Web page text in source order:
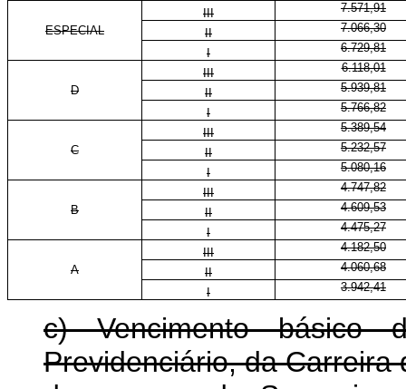
ESPECIAL
III
7.571,91
II
7.066,30
I
6.729,81
D
III
6.118,01
II
5.939,81
I
5.766,82
C
III
5.389,54
II
5.232,57
I
5.080,16
B
III
4.747,82
II
4.609,53
I
4.475,27
A
III
4.182,50
II
4.060,68
I
3.942,41
c) Vencimento básico
Previdenciário, da Carreira